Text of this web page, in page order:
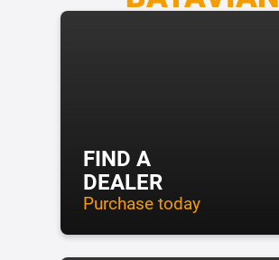
FIND A
DEALER
Purchase today